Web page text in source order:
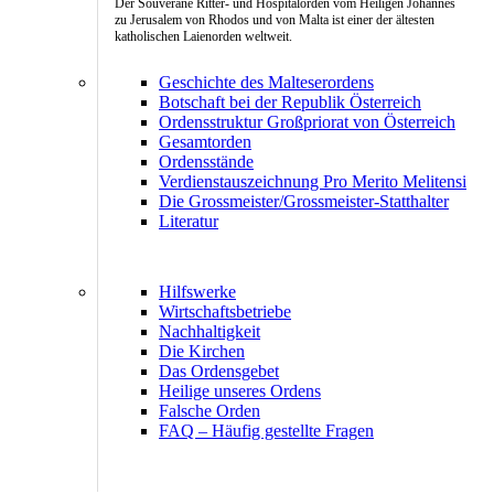
Der Souveräne Ritter- und Hospitalorden vom Heiligen Johannes
zu Jerusalem von Rhodos und von Malta ist einer der ältesten
katholischen Laienorden weltweit.
Geschichte des Malteserordens
Botschaft bei der Republik Österreich
Ordensstruktur Großpriorat von Österreich
Gesamtorden
Ordensstände
Verdienstauszeichnung Pro Merito Melitensi
Die Grossmeister/Grossmeister-Statthalter
Literatur
Hilfswerke
Wirtschaftsbetriebe
Nachhaltigkeit
Die Kirchen
Das Ordensgebet
Heilige unseres Ordens
Falsche Orden
FAQ – Häufig gestellte Fragen